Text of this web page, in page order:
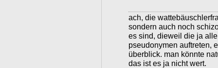
ach, die
sondern auch noch
es sind, dieweil die ja
pseudonymen auftreten,
überblick. man könnte
das ist es ja nicht wert.